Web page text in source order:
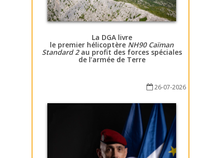
La DGA livre
le premier hélicoptère NH90 Caïman
Standard 2au profit des forces spéciales
de l’armée de Terre
26-07-2026